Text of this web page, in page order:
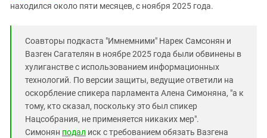
Южный Кавказ
находился около пяти месяцев, с ноября 2025 года.
Соавторы подкаста "Имнемними" Нарек Самсонян и
Вазген Сагателян в ноябре 2025 года были обвинены в
хулиганстве с использованием информационных
технологий. По версии защиты, ведущие ответили на
оскорбление спикера парламента Алена Симоняна, "а к
тому, кто сказал, поскольку это был спикер
Нацсобрания, не применяется никаких мер".
Симонян подал иск с требованием обязать Вазгена